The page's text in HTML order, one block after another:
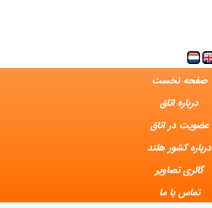
صفحه نخست
درباره اتاق
عضویت در اتاق
درباره کشور هلند
گالری تصاویر
تماس با ما